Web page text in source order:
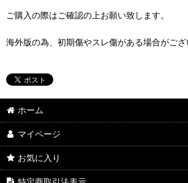
ご購入の際はご確認の上お願い致します。
海外版の為、初期傷やスレ傷がある場合がござ
ホーム
マイページ
お気に入り